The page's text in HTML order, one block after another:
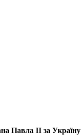
Павла ІІ за Україну